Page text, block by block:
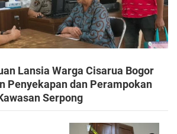
Lansia Warga Cisarua Bogor
Penyekapan dan Perampokan
Serpong